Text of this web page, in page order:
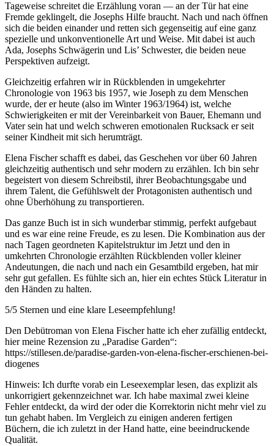
Tageweise schreitet die Erzählung voran — an der Tür hat eine
Fremde geklingelt, die Josephs Hilfe braucht. Nach und nach öffnen
sich die beiden einander und retten sich gegenseitig auf eine ganz
spezielle und unkonventionelle Art und Weise. Mit dabei ist auch
Ada, Josephs Schwägerin und Lis’ Schwester, die beiden neue
Perspektiven aufzeigt.
Gleichzeitig erfahren wir in Rückblenden in umgekehrter
Chronologie von 1963 bis 1957, wie Joseph zu dem Menschen
wurde, der er heute (also im Winter 1963/1964) ist, welche
Schwierigkeiten er mit der Vereinbarkeit von Bauer, Ehemann und
Vater sein hat und welch schweren emotionalen Rucksack er seit
seiner Kindheit mit sich herumträgt.
Elena Fischer schafft es dabei, das Geschehen vor über 60 Jahren
gleichzeitig authentisch und sehr modern zu erzählen. Ich bin sehr
begeistert von diesem Schreibstil, ihrer Beobachtungsgabe und
ihrem Talent, die Gefühlswelt der Protagonisten authentisch und
ohne Überhöhung zu transportieren.
Das ganze Buch ist in sich wunderbar stimmig, perfekt aufgebaut
und es war eine reine Freude, es zu lesen. Die Kombination aus der
nach Tagen geordneten Kapitelstruktur im Jetzt und den in
umkehrten Chronologie erzählten Rückblenden voller kleiner
Andeutungen, die nach und nach ein Gesamtbild ergeben, hat mir
sehr gut gefallen. Es fühlte sich an, hier ein echtes Stück Literatur in
den Händen zu halten.
5/5 Sternen und eine klare Leseempfehlung!
Den Debütroman von Elena Fischer hatte ich eher zufällig entdeckt,
hier meine Rezension zu „Paradise Garden“:
https://stillesen.de/paradise-garden-von-elena-fischer-erschienen-bei-
diogenes
Hinweis: Ich durfte vorab ein Leseexemplar lesen, das explizit als
unkorrigiert gekennzeichnet war. Ich habe maximal zwei kleine
Fehler entdeckt, da wird der oder die Korrektorin nicht mehr viel zu
tun gehabt haben. Im Vergleich zu einigen anderen fertigen
Büchern, die ich zuletzt in der Hand hatte, eine beeindruckende
Qualität.